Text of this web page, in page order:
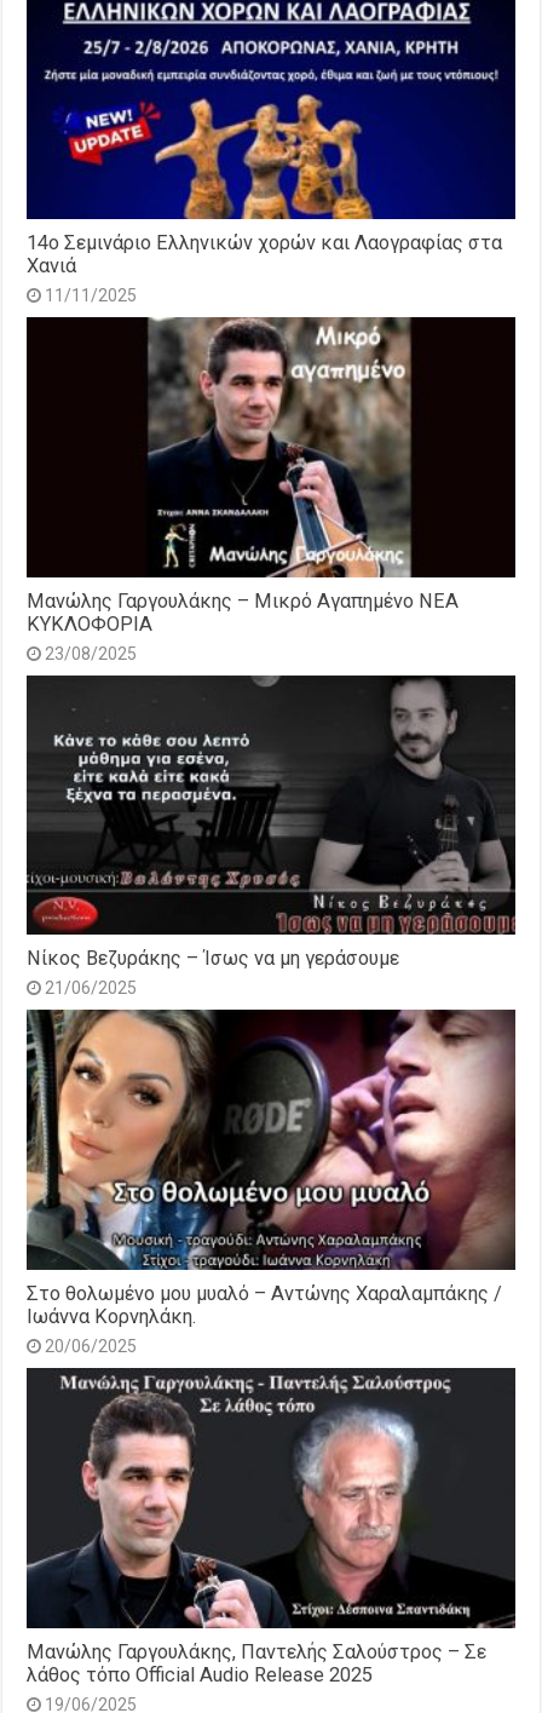
14o Σεμινάριο Ελληνικών χορών και Λαογραφίας στα
Χανιά
11/11/2025
Μανώλης Γαργουλάκης – Μικρό Αγαπημένο NEΑ
ΚΥΚΛΟΦΟΡΙΑ
23/08/2025
Νίκος Βεζυράκης – Ίσως να μη γεράσουμε
21/06/2025
Στο θολωμένο μου μυαλό – Αντώνης Χαραλαμπάκης /
Ιωάννα Κορνηλάκη.
20/06/2025
Μανώλης Γαργουλάκης, Παντελής Σαλούστρος – Σε
λάθος τόπο Official Audio Release 2025
19/06/2025